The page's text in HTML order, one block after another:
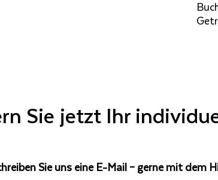
Sie jetzt Ihr
Sie uns eine E-Mail – gerne mit dem